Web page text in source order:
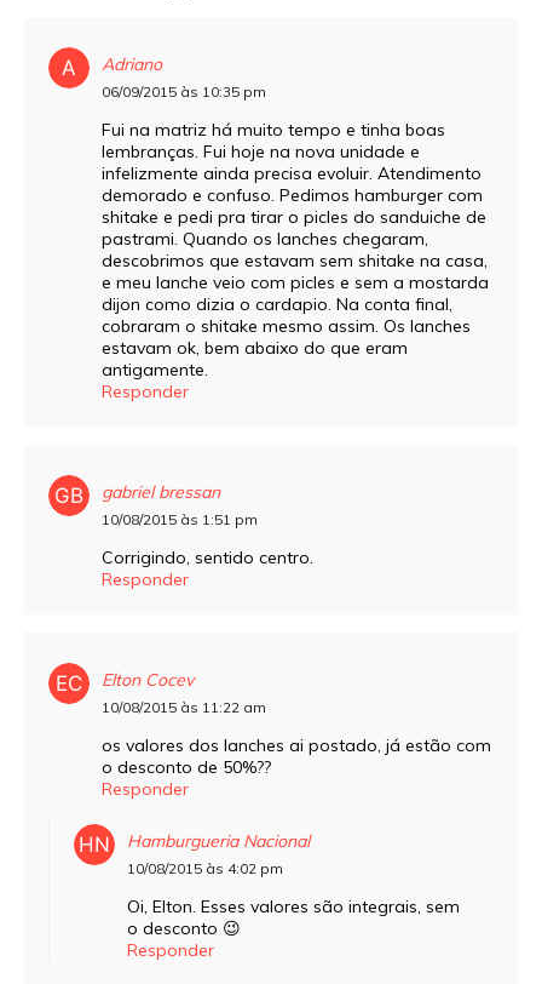
Adriano
06/09/2015 às 10:35 pm
Fui na matriz há muito tempo e tinha boas
lembranças. Fui hoje na nova unidade e
infelizmente ainda precisa evoluir. Atendimento
demorado e confuso. Pedimos hamburger com
shitake e pedi pra tirar o picles do sanduiche de
pastrami. Quando os lanches chegaram,
descobrimos que estavam sem shitake na casa,
e meu lanche veio com picles e sem a mostarda
dijon como dizia o cardapio. Na conta final,
cobraram o shitake mesmo assim. Os lanches
estavam ok, bem abaixo do que eram
antigamente.
Responder
gabriel bressan
10/08/2015 às 1:51 pm
Corrigindo, sentido centro.
Responder
Elton Cocev
10/08/2015 às 11:22 am
os valores dos lanches ai postado, já estão com
o desconto de 50%??
Responder
Hamburgueria Nacional
10/08/2015 às 4:02 pm
Oi, Elton. Esses valores são integrais, sem
o desconto 😉
Responder